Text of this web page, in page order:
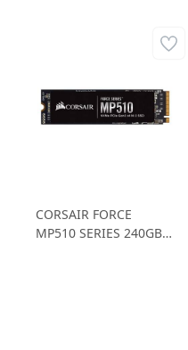
CORSAIR FORCE
MP510 SERIES 240GB